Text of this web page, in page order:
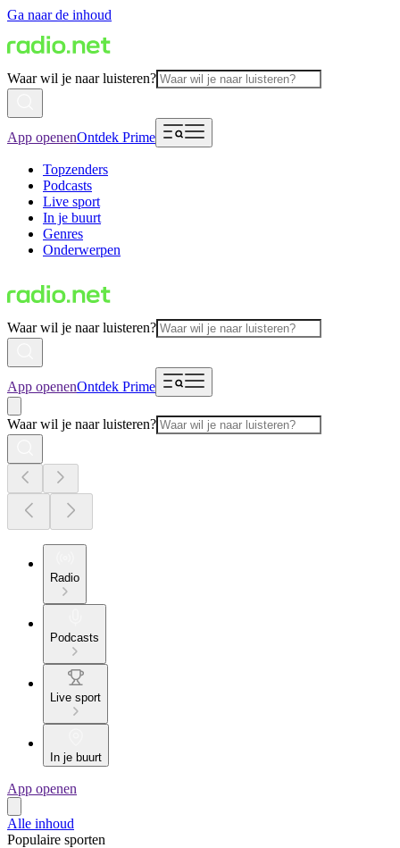
Ga naar de inhoud
Waar wil je naar luisteren?
App openenOntdek Prime
Topzenders
Podcasts
Live sport
In je buurt
Genres
Onderwerpen
Waar wil je naar luisteren?
App openenOntdek Prime
Waar wil je naar luisteren?
Radio
Podcasts
Live sport
In je buurt
App openen
Alle inhoud
Populaire sporten